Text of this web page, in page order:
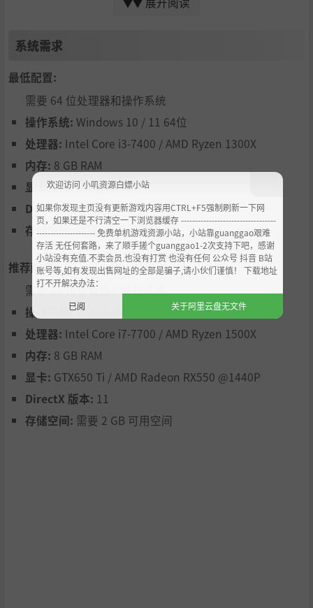
九个风格迥异的角色！
每个角色都有专属武器和独立的天赋树，各有所长。找到你
最喜欢的角色，或者挑战自己，多多尝试不同的角色吧！
目前版本中包括以下内容：
9个可玩角色
20+种武器，20+种技能，20+种超级武器
独立天赋树系统
100+张珍特牌
4张地图，15个关卡
50+种怪物
▼▼
系统需求
最低配置:
需要 64 位处理器和操作系统
操作系统: Windows 10 / 11 64位
处理器: Intel Core i3-7400 / AMD Ryzen 1300X
内存: 8 GB RAM
显卡:UHD630 @1080P
DirectX 版本:11
存储空间:需要 2 GB 可用空间
推荐配置:
需要 64 位处理器和操作系统
操作系统:Windows 10 / 11 64位
处理器: Intel Core i7-7700 / AMD Ryzen 1500X
内存: 8 GB RAM
显卡: GTX650 Ti / AMD Radeon RX550 @1440P
DirectX 版本: 11
存储空间: 需要 2 GB 可用空间
欢迎访问 小叽资源白嫖小站
如果你发现主页没有更新游戏内容用CTRL+F5强制刷新一下网
页，如果还是不行清空一下浏览器缓存 ----------------------------------
--------------------- 免费单机游戏资源小站，小站靠guanggao艰难
存活 无任何套路，来了顺手搓个guanggao1-2次支持下吧，感谢
小站没有充值.不卖会员.也没有打赏 也没有任何 公众号 抖音 B站
账号等,如有发现出售网址的全部是骗子,请小伙们谨慎！ 下载地址
打不开解决办法：
已阅
关于阿里云盘无文件